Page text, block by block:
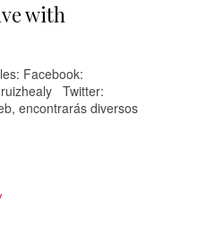
with
Facebook:
Twitter:
encontrarás diversos